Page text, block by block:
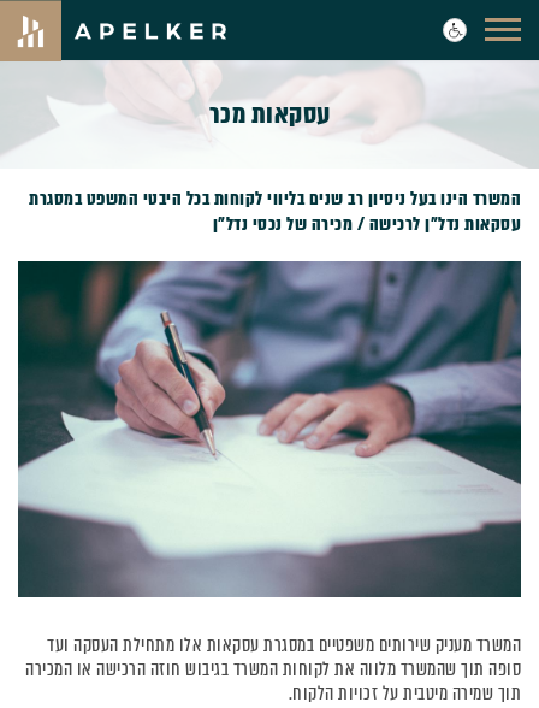
עסקאות מכר
המשרד הינו בעל ניסיון רב שנים בליווי לקוחות בכל היבטי המשפט במסגרת
עסקאות נדל"ן לרכישה / מכירה של נכסי נדל"ן
המשרד מעניק שירותים משפטיים במסגרת עסקאות אלו מתחילת העסקה ועד
סופה תוך שהמשרד מלווה את לקוחות המשרד בגיבוש חוזה הרכישה או המכירה
תוך שמירה מיטבית על זכויות הלקוח.